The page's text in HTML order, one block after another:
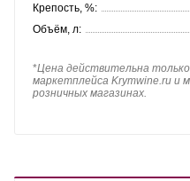
Крепость, %:
Объём, л:
*Цена действительна
маркетплейса Krymwine.ru и
розничных магазинах.